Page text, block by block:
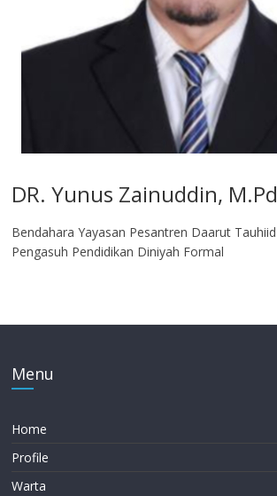
DR. Yunus Zainuddin, M.Pd
Bendahara Yayasan Pesantren Daarut Tauhiid
Pengasuh Pendidikan Diniyah Formal
Menu
Home
Profile
Warta